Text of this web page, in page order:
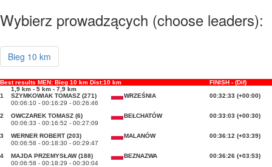
Wybierz prowadzących (choose leaders):
Bieg 10 km
Best results MEN: Bieg 10 km Dist:10 km
FINISH - (Dif)
1,9 km - 5 km - 7,9 km
1
SZYMKOWIAK TOMASZ (271) WRZEŚNIA
00:32:33 (+00:00)
00:06:10 - 00:16:29 - 00:26:46
2
OWCZAREK TOMASZ (6) BEŁCHATÓW
00:33:03 (+00:30)
00:06:33 - 00:16:52 - 00:27:09
3
WERNER ROBERT (203) MALANÓW
00:36:12 (+03:39)
00:06:58 - 00:18:30 - 00:29:47
4
MAJDA PRZEMYSŁAW (188) BEZNAZWA
00:36:26 (+03:53)
00:06:58 - 00:18:29 - 00:30:04